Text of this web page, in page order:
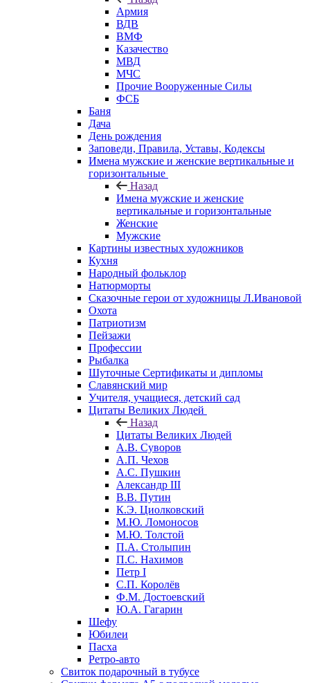
Армия
ВДВ
ВМФ
Казачество
МВД
МЧС
Прочие Вооруженные Силы
ФСБ
Баня
Дача
День рождения
Заповеди, Правила, Уставы, Кодексы
Имена мужские и женские вертикальные и
горизонтальные
Назад
Имена мужские и женские
вертикальные и горизонтальные
Женские
Мужские
Картины известных художников
Кухня
Народный фольклор
Натюрморты
Сказочные герои от художницы Л.Ивановой
Охота
Патриотизм
Пейзажи
Профессии
Рыбалка
Шуточные Сертификаты и дипломы
Славянский мир
Учителя, учащиеся, детский сад
Цитаты Великих Людей
Назад
Цитаты Великих Людей
А.В. Суворов
А.П. Чехов
А.С. Пушкин
Александр III
В.В. Путин
К.Э. Циолковский
М.Ю. Ломоносов
М.Ю. Толстой
П.А. Столыпин
П.С. Нахимов
Петр I
С.П. Королёв
Ф.М. Достоевский
Ю.А. Гагарин
Шефу
Юбилеи
Пасха
Ретро-авто
Свиток подарочный в тубусе